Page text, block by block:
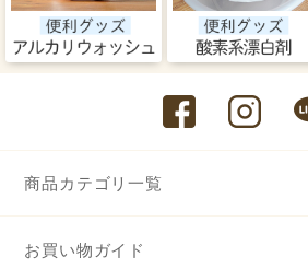
商品カテゴリ一覧
お買い物ガイド